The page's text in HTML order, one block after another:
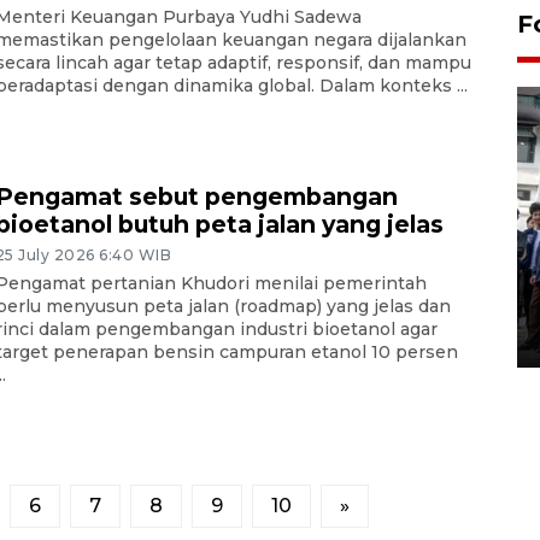
Keuangan Purbaya Yudhi Sadewa
pengelolaan keuangan negara dijalankan
lincah agar tetap adaptif, responsif, dan mampu
dengan dinamika global. Dalam konteks ...
sebut pengembangan
butuh peta jalan yang jelas
July 2026 6:40 WIB
pertanian Khudori menilai pemerintah
menyusun peta jalan (roadmap) yang jelas dan
dalam pengembangan industri bioetanol agar
penerapan bensin campuran etanol 10 persen
6 7 8 9 10 »
BPJS Kesehatan Yogyakarta
perkuat sinergi dengan
ANTARA Biro DIY
03 August 2026 17:24 WIB